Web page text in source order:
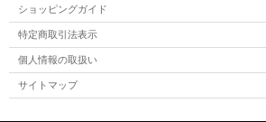
ショッピングガイド
特定商取引法表示
個人情報の取扱い
サイトマップ